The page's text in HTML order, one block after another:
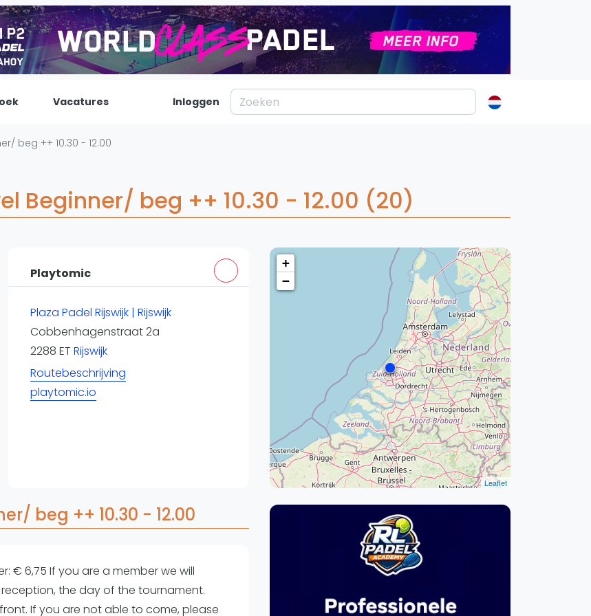
Padel
Nieuws
Blog artikelen
Overige
Ranglijsten
Nationale Toernooien
Internationale toernooien
Contact
Adverteren
Join WhatsApp Community
Vacatures Inloggen
beg ++ 10.30 - 12.00
Beginner/ beg ++ 10.30 - 12.00 (20)
Playtomic
Plaza Padel Rijswijk | Rijswijk
Cobbenhagenstraat 2a
2288 ET Rijswijk
Routebeschrijving
playtomic.io
+
−
Leaflet
beg ++ 10.30 - 12.00
€ 6,75 If you are a member we will
the day of the tournament.
If you are not able to come, please
Kortingscode: PADELGIDS10